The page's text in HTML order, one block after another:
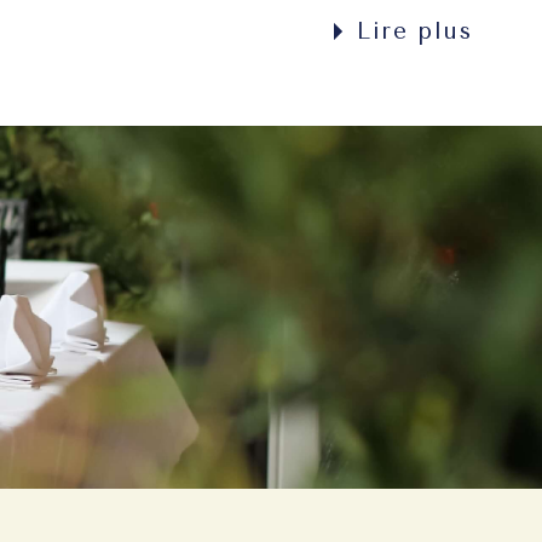
transformée: couleur, odeur, décoration,Lire plus